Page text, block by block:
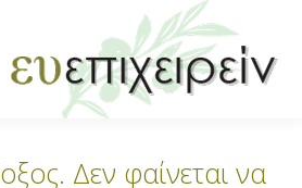
Δεν φαίνεται να